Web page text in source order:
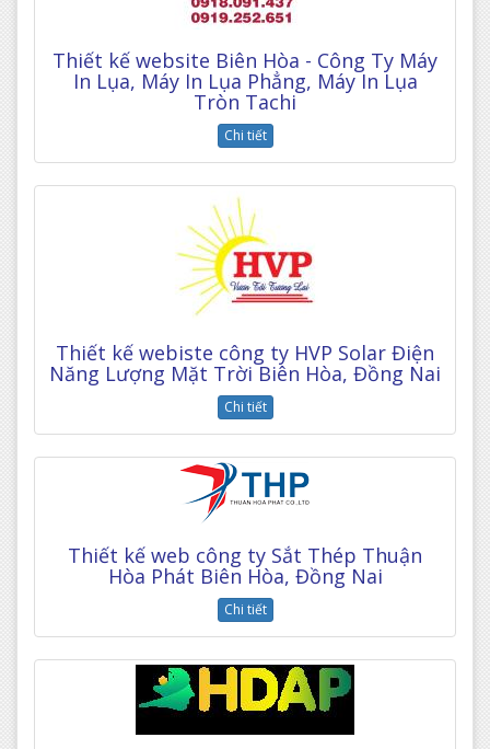
Thiết kế website Biên Hòa - Công Ty Máy
In Lụa, Máy In Lụa Phẳng, Máy In Lụa
Tròn Tachi
Chi tiết
Thiết kế webiste công ty HVP Solar Điện
Năng Lượng Mặt Trời Biên Hòa, Đồng Nai
Chi tiết
Thiết kế web công ty Sắt Thép Thuận
Hòa Phát Biên Hòa, Đồng Nai
Chi tiết